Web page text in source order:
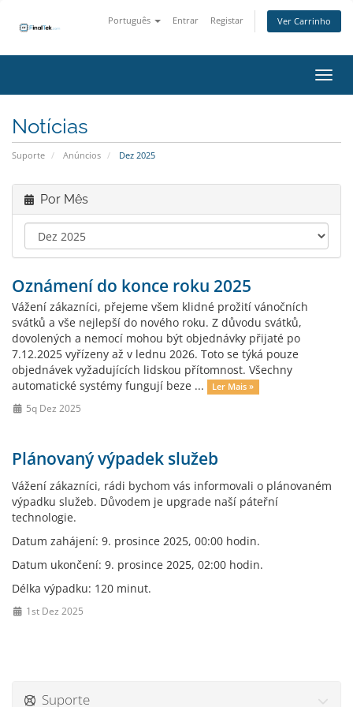
Português Entrar Registar Ver Carrinho
Notícias
Suporte Anúncios Dez 2025
Por Mês
Oznámení do konce roku 2025
Vážení zákazníci, přejeme všem klidné prožití vánočních
svátků a vše nejlepší do nového roku. Z důvodu svátků,
dovolených a nemocí mohou být objednávky přijaté po
7.12.2025 vyřízeny až v lednu 2026. Toto se týká pouze
objednávek vyžadujících lidskou přítomnost. Všechny
automatické systémy fungují beze ...
Ler Mais »
5q Dez 2025
Plánovaný výpadek služeb
Vážení zákazníci, rádi bychom vás informovali o plánovaném
výpadku služeb. Důvodem je upgrade naší páteřní
technologie.
Datum zahájení: 9. prosince 2025, 00:00 hodin.
Datum ukončení: 9. prosince 2025, 02:00 hodin.
Délka výpadku: 120 minut.
1st Dez 2025
Suporte